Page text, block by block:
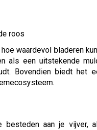
waardevol bladeren
als een uitstekende
Bovendien biedt
besteden aan je